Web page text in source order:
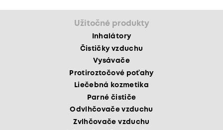
Užitočné produkty
Inhalátory
Čističky vzduchu
Vysávače
Protiroztočové poťahy
Liečebná kozmetika
Parné čističe
Odvlhčovače vzduchu
Zvlhčovače vzduchu